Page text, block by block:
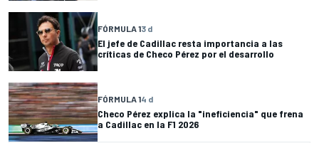
FÓRMULA 13 d
El jefe de Cadillac resta importancia a las
críticas de Checo Pérez por el desarrollo
FÓRMULA 14 d
Checo Pérez explica la "ineficiencia" que frena
a Cadillac en la F1 2026